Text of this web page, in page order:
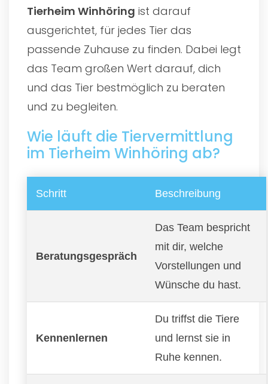
Tierheim Winhöring ist darauf
ausgerichtet, für jedes Tier das
passende Zuhause zu finden. Dabei legt
das Team großen Wert darauf, dich
und das Tier bestmöglich zu beraten
und zu begleiten.
Wie läuft die Tiervermittlung
im Tierheim Winhöring ab?
Schritt Beschreibung
Beratungsgespräch
Das Team bespricht
mit dir, welche
Vorstellungen und
Wünsche du hast.
Kennenlernen
Du triffst die Tiere
und lernst sie in
Ruhe kennen.